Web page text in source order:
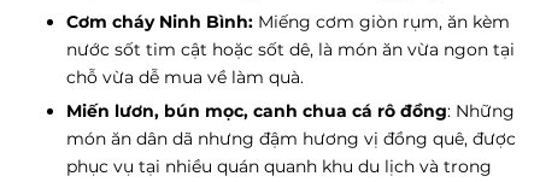
Cơm cháy Ninh Bình: Miếng cơm giòn rụm, ăn kèm
nước sốt tim cật hoặc sốt dê, là món ăn vừa ngon tại
chỗ vừa dễ mua về làm quà.
Miến lươn, bún mọc, canh chua cá rô đồng: Những
món ăn dân dã nhưng đậm hương vị đồng quê, được
phục vụ tại nhiều quán quanh khu du lịch và trong